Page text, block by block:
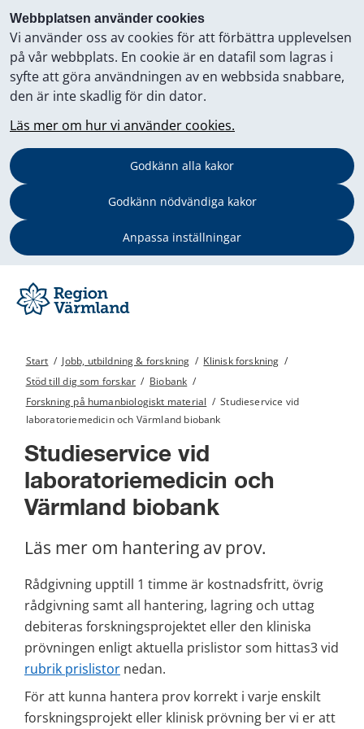
Webbplatsen använder cookies
Vi använder oss av cookies för att förbättra upplevelsen
på vår webbplats. En cookie är en datafil som lagras i
syfte att göra användningen av en webbsida snabbare,
den är inte skadlig för din dator.
Läs mer om hur vi använder cookies.
Godkänn alla kakor
Godkänn nödvändiga kakor
Anpassa inställningar
Start / Jobb, utbildning & forskning / Klinisk forskning /
Stöd till dig som forskar / Biobank /
Forskning på humanbiologiskt material / Studieservice vid
laboratoriemedicin och Värmland biobank
Studieservice vid
laboratoriemedicin och
Värmland biobank
Läs mer om hantering av prov.
Rådgivning upptill 1 timme är kostnadsfritt, övrig
rådgivning samt all hantering, lagring och uttag
debiteras forskningsprojektet eller den kliniska
rubrik prislistor nedan.
För att kunna hantera prov korrekt i varje enskilt
forskningsprojekt eller klinisk prövning ber vi er att